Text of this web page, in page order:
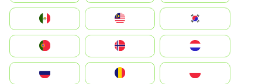
South Korea
Nederland
Portugal
România